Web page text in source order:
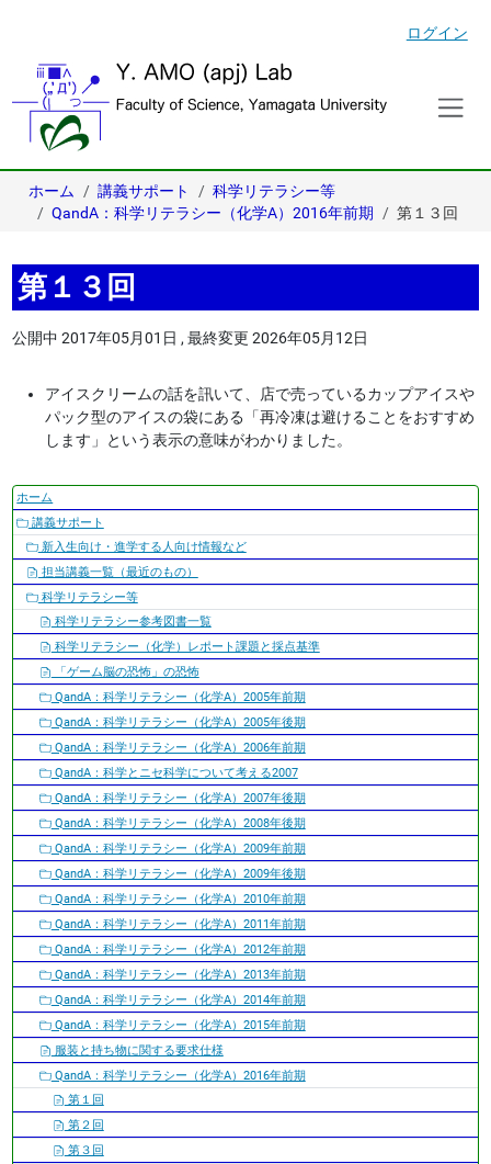
ログイン
ホーム 講義サポート
科学リテラシー等
QandA：科学リテラシー（化学A）2016年前期
第１３回
第１３回
公開中 2017年05月01日 ,最終変更 2026年05月12日
アイスクリームの話を訊いて、店で売っているカップアイスや
パック型のアイスの袋にある「再冷凍は避けることをおすすめ
します」という表示の意味がわかりました。
ナ
ビ
ゲ
ー
シ
ョ
ン
ホーム
講義サポート
新入生向け・進学する人向け情報など
担当講義一覧（最近のもの）
科学リテラシー等
科学リテラシー参考図書一覧
科学リテラシー（化学）レポート課題と採点基準
「ゲーム脳の恐怖」の恐怖
QandA：科学リテラシー（化学A）2005年前期
QandA：科学リテラシー（化学A）2005年後期
QandA：科学リテラシー（化学A）2006年前期
QandA：科学とニセ科学について考える2007
QandA：科学リテラシー（化学A）2007年後期
QandA：科学リテラシー（化学A）2008年後期
QandA：科学リテラシー（化学A）2009年前期
QandA：科学リテラシー（化学A）2009年後期
QandA：科学リテラシー（化学A）2010年前期
QandA：科学リテラシー（化学A）2011年前期
QandA：科学リテラシー（化学A）2012年前期
QandA：科学リテラシー（化学A）2013年前期
QandA：科学リテラシー（化学A）2014年前期
QandA：科学リテラシー（化学A）2015年前期
服装と持ち物に関する要求仕様
QandA：科学リテラシー（化学A）2016年前期
第１回
第２回
第３回